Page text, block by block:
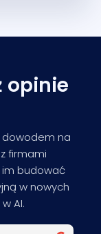
opinie
dowodem na
firmami
budować
w nowych
AI.